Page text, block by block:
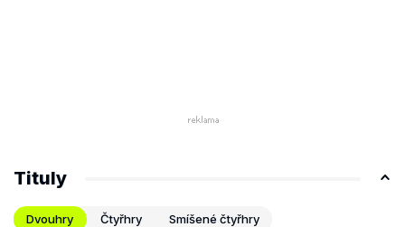
Tituly
Dvouhry Čtyřhry Smíšené čtyřhry